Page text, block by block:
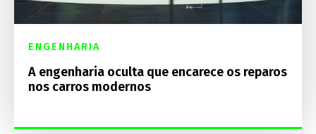
ENGENHARIA
A engenharia oculta que encarece os reparos
nos carros modernos